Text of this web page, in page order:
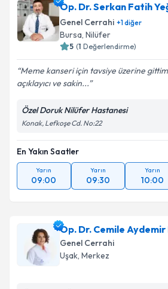
Op. Dr. Serkan Fatih
Genel Cerrahi +1diğer
Bursa, Nilüfer
5 (1 Değerlendirme)
Meme kanseri için tavsiye üzerine
açıklayıcı ve sakin...
Özel Doruk Nilüfer Hastanesi
Konak, Lefkoşe Cd. No:22
En Yakın Saatler
Yarın
09:00
Yarın
09:30
Yarın
10:00
Op. Dr. Cemile
Genel Cerrahi
Uşak, Merkez